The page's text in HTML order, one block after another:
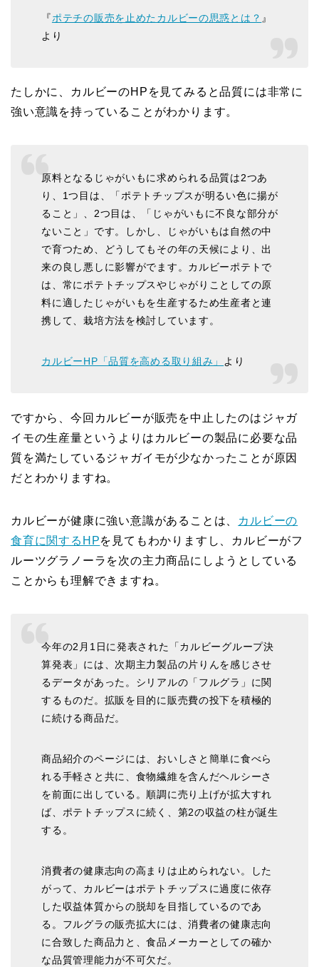
『ポテチの販売を止めたカルビーの思惑とは？ 』
より
たしかに、カルビーのHPを見てみると品質には非常に
強い意識を持っていることがわかります。
原料となるじゃがいもに求められる品質は2つあ
り、1つ目は、「ポテトチップスが明るい色に揚が
ること」、2つ目は、「じゃがいもに不良な部分が
ないこと」です。しかし、じゃがいもは自然の中
で育つため、どうしてもその年の天候により、出
来の良し悪しに影響がでます。カルビーポテトで
は、常にポテトチップスやじゃがりことしての原
料に適したじゃがいもを生産するため生産者と連
携して、栽培方法を検討しています。
カルビーHP「品質を高める取り組み」 より
ですから、今回カルビーが販売を中止したのはジャガ
イモの生産量というよりはカルビーの製品に必要な品
質を満たしているジャガイモが少なかったことが原因
だとわかりますね。
カルビーが健康に強い意識があることは、
カルビーの
食育に関するHPを見てもわかりますし、カルビーがフ
ルーツグラノーラを次の主力商品にしようとしている
ことからも理解できますね。
今年の2月1日に発表された「カルビーグループ決
算発表」には、次期主力製品の片りんを感じさせ
るデータがあった。シリアルの「フルグラ」に関
するものだ。拡販を目的に販売費の投下を積極的
に続ける商品だ。
商品紹介のページには、おいしさと簡単に食べら
れる手軽さと共に、食物繊維を含んだヘルシーさ
を前面に出している。順調に売り上げが拡大すれ
ば、ポテトチップスに続く、第2の収益の柱が誕生
する。
消費者の健康志向の高まりは止められない。した
がって、カルビーはポテトチップスに過度に依存
した収益体質からの脱却を目指しているのであ
る。フルグラの販売拡大には、消費者の健康志向
に合致した商品力と、食品メーカーとしての確か
な品質管理能力が不可欠だ。